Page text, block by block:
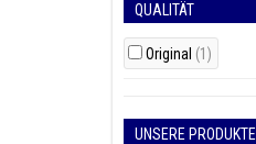
QUALITÄT
Original (1)
UNSERE PRODUKTE